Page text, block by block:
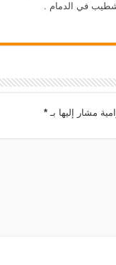
في الدمام .
مشار إليها بـ*